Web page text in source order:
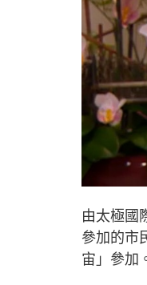
由太極國
參加的市
宙」參加